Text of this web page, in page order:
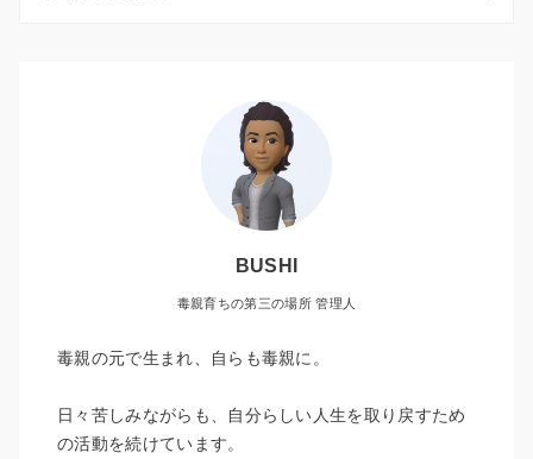
BUSHI
毒親育ちの第三の場所 管理人
毒親の元で生まれ、自らも毒親に。
日々苦しみながらも、自分らしい人生を取り戻すため
の活動を続けています。